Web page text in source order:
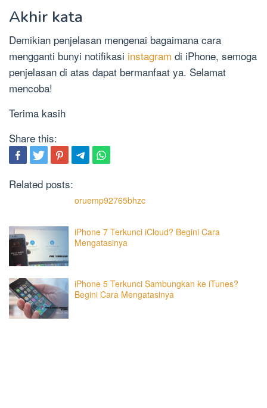
Akhir kata
Demikian penjelasan mengenai bagaimana cara
mengganti bunyi notifikasi instagram di iPhone, semoga
penjelasan di atas dapat bermanfaat ya. Selamat
mencoba!
Terima kasih
Share this:
Related posts:
oruemp92765bhzc
iPhone 7 Terkunci iCloud? Begini Cara
Mengatasinya
iPhone 5 Terkunci Sambungkan ke iTunes?
Begini Cara Mengatasinya